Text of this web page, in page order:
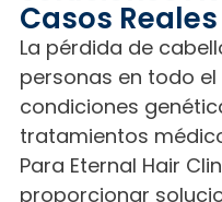
Casos Reales
La pérdida de
personas en todo
condiciones
tratamientos
Para Eternal Hair
proporcionar